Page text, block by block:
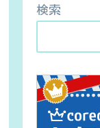
検索